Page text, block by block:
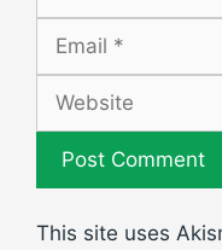
This site uses